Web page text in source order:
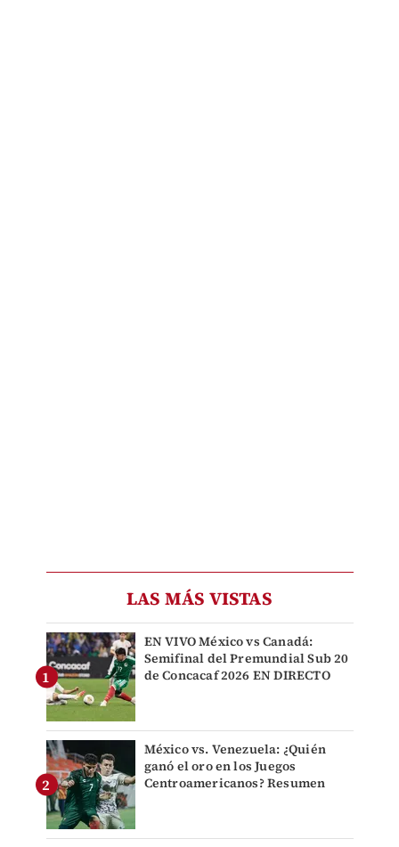
LAS MÁS VISTAS
EN VIVO México vs Canadá:
Semifinal del Premundial Sub 20
de Concacaf 2026 EN DIRECTO
México vs. Venezuela: ¿Quién
ganó el oro en los Juegos
Centroamericanos? Resumen